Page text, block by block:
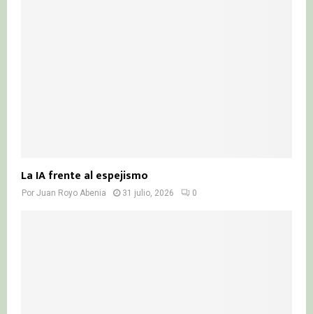
La IA frente al espejismo
Por Juan Royo Abenia 31 julio, 2026 0